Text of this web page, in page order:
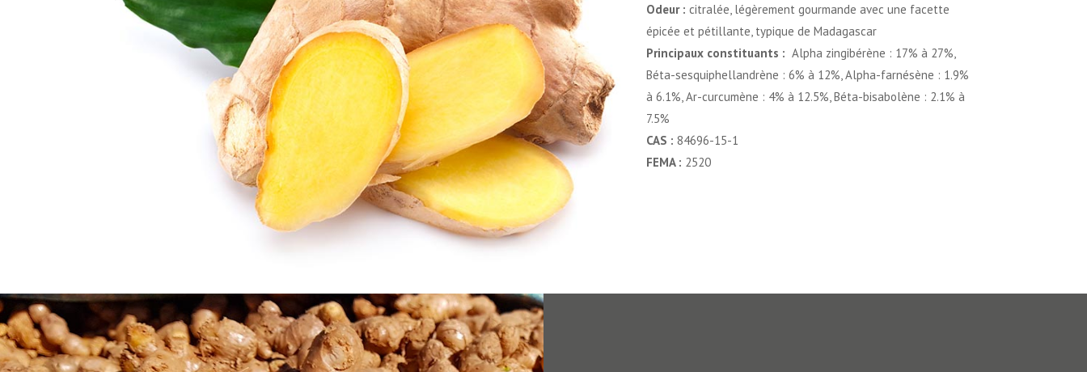
Odeur : citralée, légèrement gourmande avec une facette
épicée et pétillante, typique de Madagascar
Principaux constituants : Alpha zingibérène : 17% à 27%,
Béta-sesquiphellandrène : 6% à 12%, Alpha-farnésène : 1.9%
à 6.1%, Ar-curcumène : 4% à 12.5%, Béta-bisabolène : 2.1% à
7.5%
CAS : 84696-15-1
FEMA : 2520